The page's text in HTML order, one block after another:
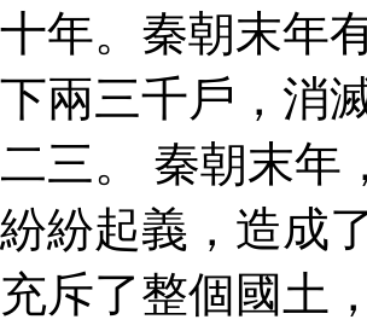
十年。秦朝末年
下兩三千戶，消
二三。 秦朝末年
紛紛起義，造成
充斥了整個國土